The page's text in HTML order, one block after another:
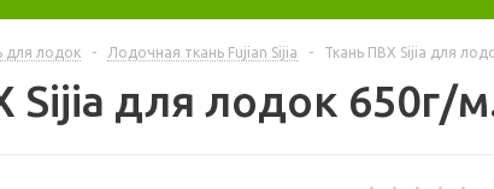
для лодок - Лодочная ткань Fujian Sijia - Ткань ПВХ Sijia для
Sijia для лодок 650г/